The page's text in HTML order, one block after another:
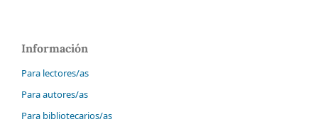
Información
Para lectores/as
Para autores/as
Para bibliotecarios/as